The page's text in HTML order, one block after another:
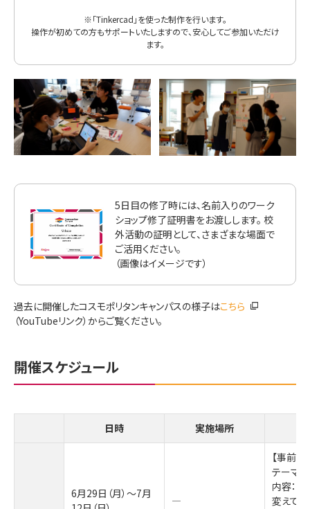
※「Tinkercad」を使った制作を行います。
操作が初めての方もサポートいたしますので、安心してご参加いただけ
ます。
5日目の修了時には、名前入りのワーク
ショップ修了証明書をお渡しします。 校
外活動の証明として、さまざまな場面で
ご活用ください。
（画像はイメージです）
過去に開催したコスモポリタンキャンパスの様子はこちら
（YouTubeリンク）からご覧ください。
開催スケジュール
日時 実施場所
6月29日（月）～7月
―
【事前課
テーマ
内容：
変えてい